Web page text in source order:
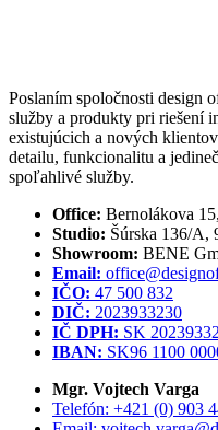
Poslaním spoločnosti design
služby a produkty pri riešení
existujúcich a nových
detailu, funkcionalitu a
spoľahlivé služby.
Office: Bernolákova
Studio: Šúrska 136/A,
Showroom: BENE
Email:
IČO: 47 500 832
DIČ: 2023933230
IČ DPH: SK
IBAN: SK96 1100
Mgr. Vojtech Varga
Telefón: +421 (0) 903